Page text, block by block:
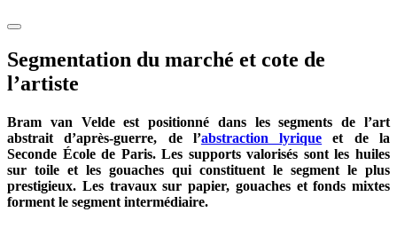
Segmentation du marché et cote de
l’artiste
Bram van Velde est positionné dans les segments de l’art
abstrait d’après-guerre, de l’abstraction lyrique et de la
Seconde École de Paris. Les supports valorisés sont les huiles
sur toile et les gouaches qui constituent le segment le plus
prestigieux. Les travaux sur papier, gouaches et fonds mixtes
forment le segment intermédiaire.